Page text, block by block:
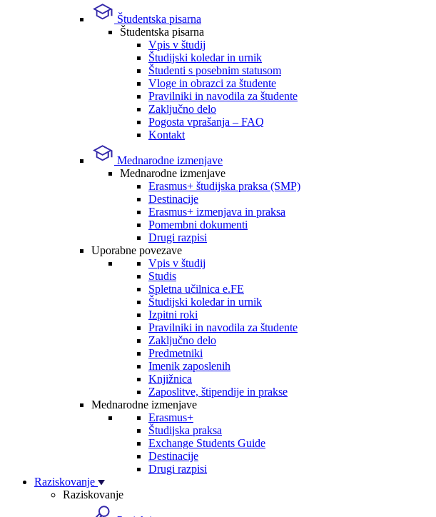
Študentska pisarna
Študentska pisarna
Vpis v študij
Študijski koledar in urnik
Študenti s posebnim statusom
Vloge in obrazci za študente
Pravilniki in navodila za študente
Zaključno delo
Pogosta vprašanja – FAQ
Kontakt
Mednarodne izmenjave
Mednarodne izmenjave
Erasmus+ študijska praksa (SMP)
Destinacije
Erasmus+ izmenjava in praksa
Pomembni dokumenti
Drugi razpisi
Uporabne povezave
Vpis v študij
Studis
Spletna učilnica e.FE
Študijski koledar in urnik
Izpitni roki
Pravilniki in navodila za študente
Zaključno delo
Predmetniki
Imenik zaposlenih
Knjižnica
Zaposlitve, štipendije in prakse
Mednarodne izmenjave
Erasmus+
Študijska praksa
Exchange Students Guide
Destinacije
Drugi razpisi
Raziskovanje
Raziskovanje